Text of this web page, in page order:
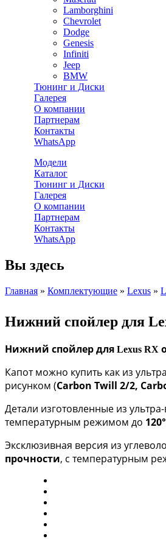
Lamborghini
Chevrolet
Dodge
Genesis
Infiniti
Jeep
BMW
Тюнинг и Диски
Галерея
О компании
Партнерам
Контакты
WhatsApp
Модели
Каталог
Тюнинг и Диски
Галерея
О компании
Партнерам
Контакты
WhatsApp
Вы здесь
Главная » Комплектующие » Lexus »
Нижний спойлер для
Нижний спойлер для Lexus RX
Капот можно купить как из
рисунком (Carbon Twill 2/2,
Детали изготовленные из
температурным режимом до 120°
Эксклюзивная версия из
прочности, с температурным